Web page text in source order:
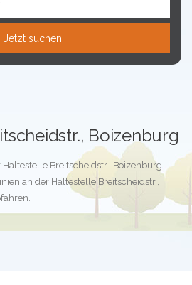
Jetzt suchen
Boizenburg
Breitscheidstr., Boizenburg -
an der Haltestelle Breitscheidstr.,